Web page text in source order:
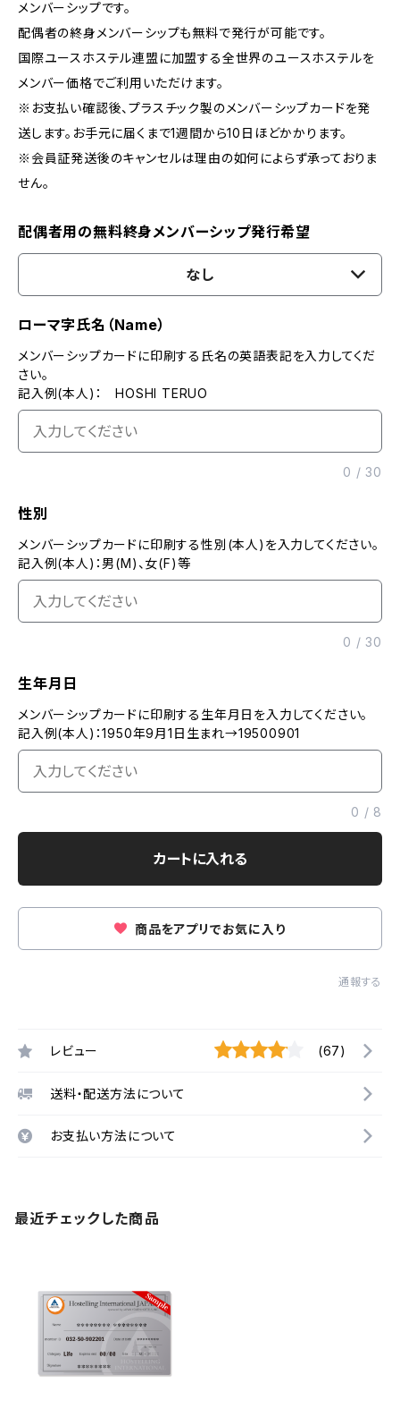
メンバーシップです。
配偶者の終身メンバーシップも無料で発行が可能です。
国際ユースホステル連盟に加盟する全世界のユースホステルを
メンバー価格でご利用いただけます。
※お支払い確認後、プラスチック製のメンバーシップカードを発
送します。お手元に届くまで1週間から10日ほどかかります。
※会員証発送後のキャンセルは理由の如何によらず承っておりま
せん。
配偶者用の無料終身メンバーシップ発行希望
なし
ローマ字氏名（Name）
メンバーシップカードに印刷する氏名の英語表記を入力してくだ
さい。
記入例(本人)： HOSHI TERUO
0 /30
性別
メンバーシップカードに印刷する性別(本人)を入力してください。
記入例(本人)：男(M)、女(F)等
0 /30
生年月日
メンバーシップカードに印刷する生年月日を入力してください。
記入例(本人)：1950年9月1日生まれ→19500901
0 / 8
カートに入れる
商品をアプリでお気に入り
通報する
レビュー (67)
送料・配送方法について
お支払い方法について
最近チェックした商品